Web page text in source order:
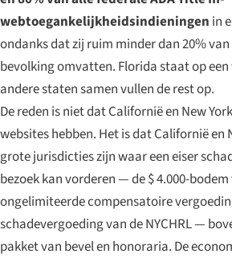
webtoegankelijkheidsindieningen in
ondanks dat zij ruim minder dan 20%
bevolking omvatten. Florida staat op
andere staten samen vullen de rest op.
De reden is niet dat Californië en New
websites hebben. Het is dat Californië en
grote jurisdicties zijn waar een eiser
bezoek kan vorderen — de $ 4.000-
ongelimiteerde compensatoire
schadevergoeding van de NYCHRL —
pakket van bevel en honoraria. De